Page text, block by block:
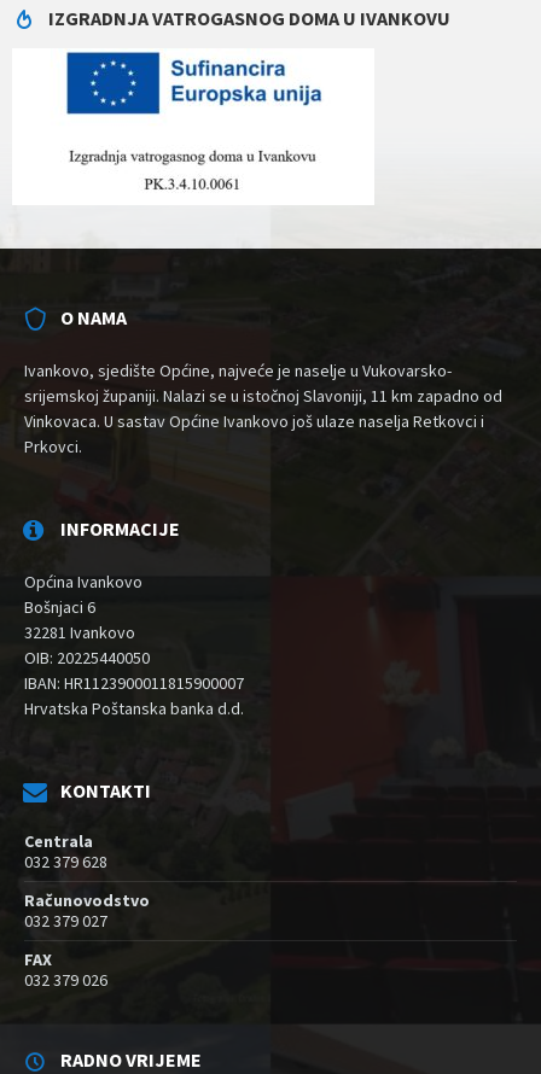
IZGRADNJA VATROGASNOG DOMA U IVANKOVU
O NAMA
Ivankovo, sjedište Općine, najveće je naselje u Vukovarsko-
srijemskoj županiji. Nalazi se u istočnoj Slavoniji, 11 km zapadno od
Vinkovaca. U sastav Općine Ivankovo još ulaze naselja Retkovci i
Prkovci.
INFORMACIJE
Općina Ivankovo
Bošnjaci 6
32281 Ivankovo
OIB: 20225440050
IBAN: HR1123900011815900007
Hrvatska Poštanska banka d.d.
KONTAKTI
Centrala
032 379 628
Računovodstvo
032 379 027
FAX
032 379 026
RADNO VRIJEME